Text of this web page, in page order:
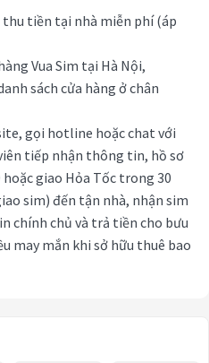
thu tiền tại nhà miễn phí (áp
Vua Sim tại Hà Nội,
sách cửa hàng ở chân
gọi hotline hoặc chat với
tiếp nhận thông tin, hồ sơ
hoặc giao Hỏa Tốc trong 30
sim) đến tận nhà, nhận sim
chính chủ và trả tiền cho bưu
may mắn khi sở hữu thuê bao